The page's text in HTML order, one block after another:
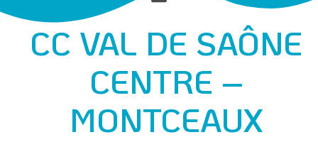
CC VAL DE SAÔNE
CENTRE –
MONTCEAUX